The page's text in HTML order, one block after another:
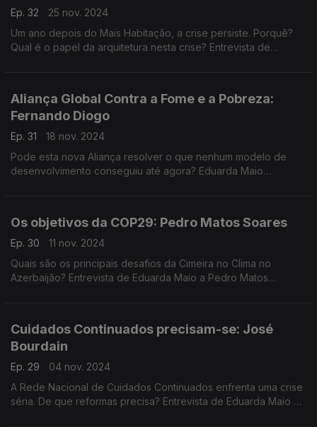
Ep. 32
25 nov. 2024
Um ano depois do Mais Habitação, a crise persiste. Porquê?
Qual é o papel da arquitetura nesta crise? Entrevista de
Aliança Global Contra a Fome e a Pobreza:
Fernando Diogo
Ep. 31
18 nov. 2024
Pode esta nova Aliança resolver o que nenhum modelo de
desenvolvimento conseguiu até agora? Eduarda Maio
Os objetivos da COP29: Pedro Matos Soares
Ep. 30
11 nov. 2024
Quais são os principais desafios da Cimeira no Clima no
Azerbaijão? Entrevista de Eduarda Maio a Pedro Matos
Cuidados Continuados precisam-se: José
Bourdain
Ep. 29
04 nov. 2024
A Rede Nacional de Cuidados Continuados enfrenta uma crise
séria. De que reformas precisa? Entrevista de Eduarda Maio a